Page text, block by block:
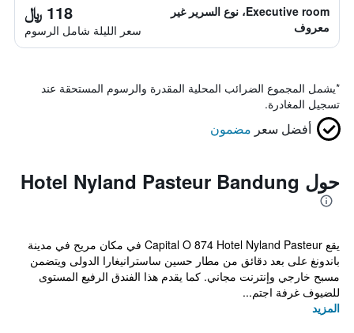
Executive room، نوع السرير غير
معروف
118 ﷼
سعر الليلة شامل الرسوم
*يشمل المجموع الضرائب المحلية المقدرة والرسوم المستحقة عند
تسجيل المغادرة.
أفضل سعر مضمون
حول Hotel Nyland Pasteur Bandung
يقع Capital O 874 Hotel Nyland Pasteur في مكان مريح في مدينة
باندونغ على بعد دقائق من مطار حسين ساسترانيغارا الدولى ويتضمن
مسبح خارجي وإنترنت مجاني. كما يقدم هذا الفندق الرفيع المستوى
للضيوف غرفة اجتم...
المزيد